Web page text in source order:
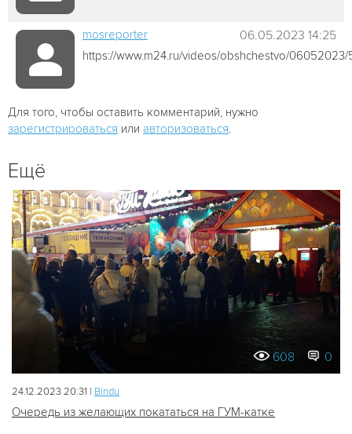
mosreporter 06.05.2023 14:25
https://www.m24.ru/videos/obshchestvo/
Для того, чтобы оставить комментарий, нужно
зарегистрироваться или авторизоваться
Ещё
608 0
24.12.2023 20:31 | Bindu
Очередь из желающих покататься на ГУМ-катке